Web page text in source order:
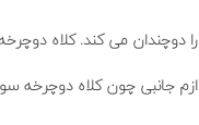
را دوچندان می کند. کلاه
جانبی چون کلاه دوچرخه